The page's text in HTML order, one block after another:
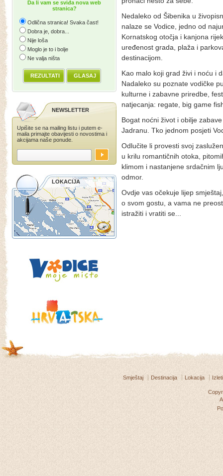
Da li vam se sviđa nova web
stranica?
Odlična stranica! Svaka čast!
Dobra je, dobra...
Nije loša
Moglo je to i bolje
Ne valja ništa
REZULTATI GLASAJ
NEWSLETTER
Upišite se na mailing listu i putem e-
maila primajte obavijesti o novostima i
akcijama naše ponude.
LOKACIJA
Nedaleko od Šibenika u
nalaze se Vodice, jedno od
Kornatskog otočja i kanjona
uređenost grada, plaža i
destinacijom.
Kao malo koji grad živi i noću i
Nadaleko su poznate vodičke
kulturne i zabavne priredbe,
natjecanja: regate, big game
Bogat noćni život i obilje
Jadranu. Tko jednom posjeti
Odlučite li provesti svoj
u krilu romantičnih otoka,
klimom i nastanjene srdačnim
odmor.
Ovdje vas očekuje lijep
o svom gostu, a vama ne
istražiti i vratiti se...
Smještaj Destinacija Lokacija Izleti